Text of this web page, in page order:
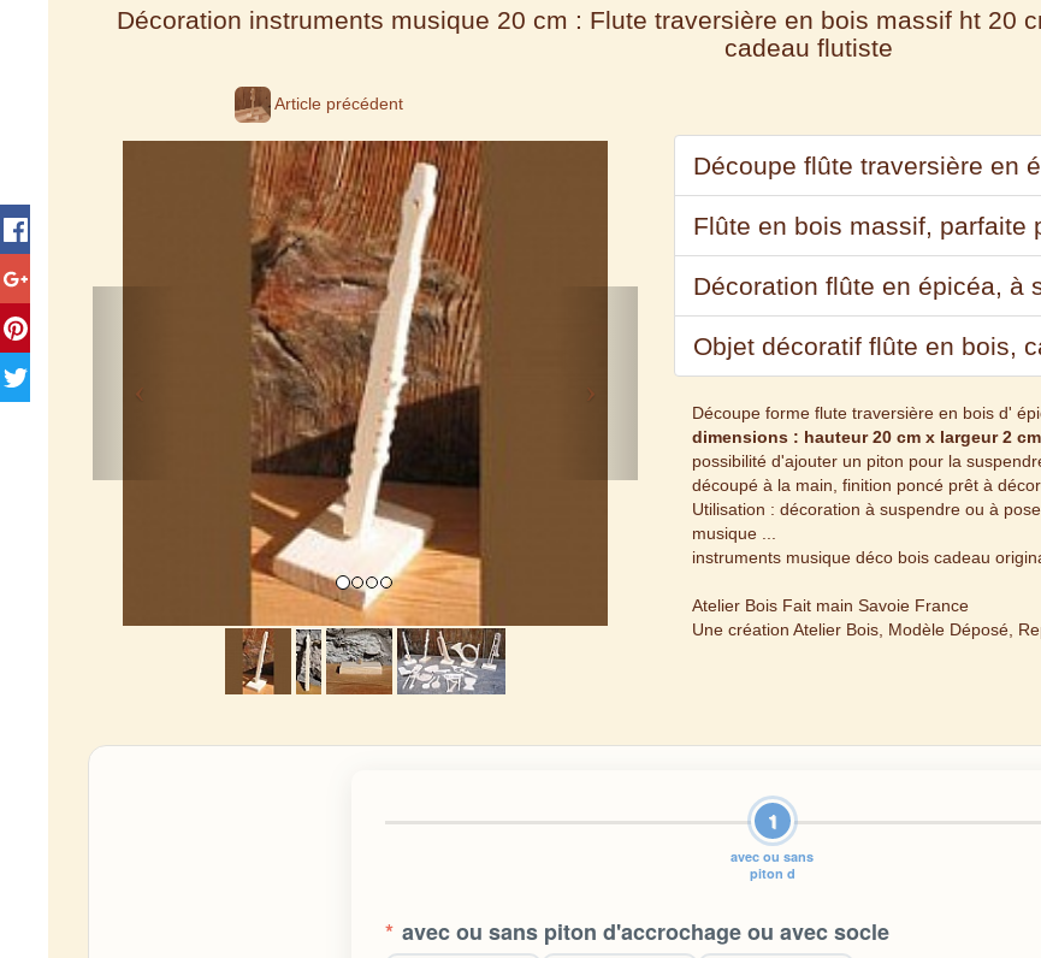
Décoration instruments musique 20 cm : Flute traversière en bois massif ht 20
cadeau flutiste
Article précédent
Découpe flûte traversière en
Flûte en bois massif, parfaite
Décoration flûte en épicéa, à
Objet décoratif flûte en bois,
Découpe forme flute traversière en bois d'
dimensions : hauteur 20 cm x largeur 2
possibilité d'ajouter un piton pour la
découpé à la main, finition poncé prêt à
Utilisation : décoration à suspendre ou à
musique ...
instruments musique déco bois cadeau
Atelier Bois Fait main Savoie France
Une création Atelier Bois, Modèle Déposé,
1
avec ou sans
piton d
* avec ou sans piton d'accrochage ou avec socle